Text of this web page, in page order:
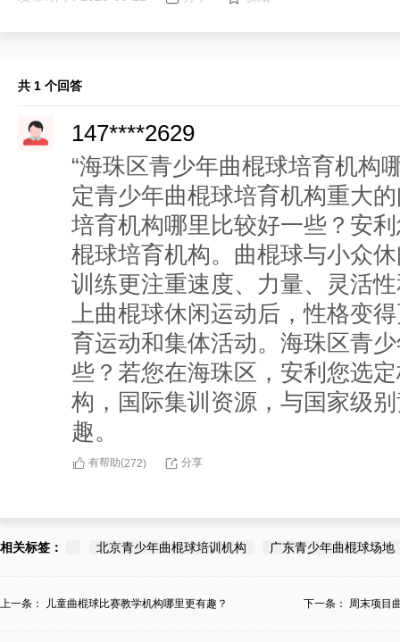
共 1 个回答
147****2629
“海珠区青少年曲棍球培育机构
定青少年曲棍球培育机构重大
培育机构哪里比较好一些？安
棍球培育机构。曲棍球与小众
训练更注重速度、力量、灵活
上曲棍球休闲运动后，性格变
育运动和集体活动。海珠区青
些？若您在海珠区，安利您选
构，国际集训资源，与国家级
趣。
有帮助(272) 分享
相关标签： 北京青少年曲棍球培训机构 广东青少年曲棍球场地
上一条： 儿童曲棍球比赛教学机构哪里更有趣？ 下一条： 周末项目